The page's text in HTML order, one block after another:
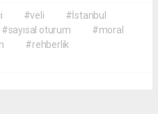
#veli
#İstanbul
#sayısal oturum
#moral
#rehberlik